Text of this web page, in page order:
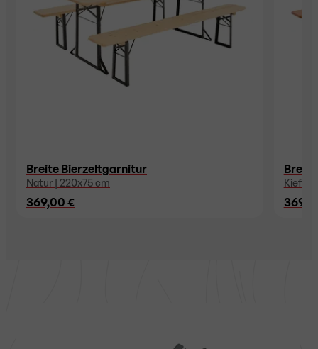
Breite Bierzeltgarnitur
Natur | 220x75 cm
369,00 €
Kiefer